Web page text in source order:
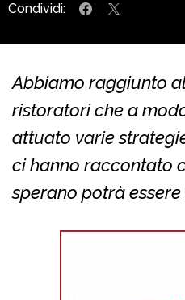
Condividi:
Abbiamo raggiunto
ristoratori che a
attuato varie
ci hanno raccontato
sperano potrà